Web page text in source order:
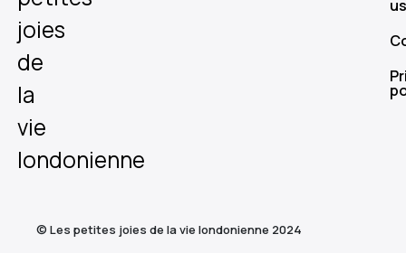
joies
de
la
vie
londonienne
us
© Les petites joies de la vie londonienne 2024